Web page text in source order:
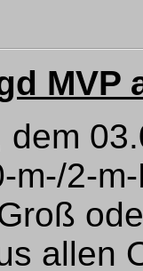
MVP
m-/2-
allen